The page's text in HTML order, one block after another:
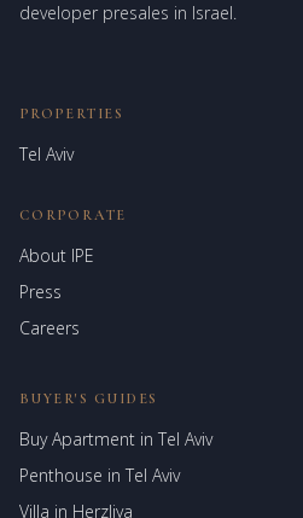
developer presales in Israel.
PROPERTIES
Tel Aviv
CORPORATE
About IPE
Press
Careers
BUYER'S GUIDES
Buy Apartment in Tel Aviv
Penthouse in Tel Aviv
Villa in Herzliya